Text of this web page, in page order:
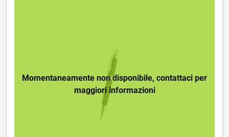
Momentaneamente non disponibile, contattaci per
maggiori informazioni